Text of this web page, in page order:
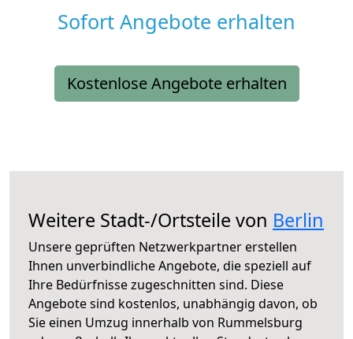
Sofort Angebote erhalten
Kostenlose Angebote erhalten
Weitere Stadt-/Ortsteile von Berlin
Unsere geprüften Netzwerkpartner erstellen
Ihnen unverbindliche Angebote, die speziell auf
Ihre Bedürfnisse zugeschnitten sind. Diese
Angebote sind kostenlos, unabhängig davon, ob
Sie einen Umzug innerhalb von Rummelsburg